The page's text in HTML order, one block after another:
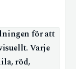
för att
Varje
röd,